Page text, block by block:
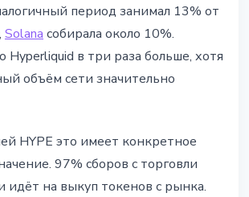
период занимал 13% от
Solana собирала около 10%.
в три раза больше, хотя
объём сети значительно
HYPE это имеет конкретное
97% сборов с торговли
идёт на выкуп токенов с рынка.